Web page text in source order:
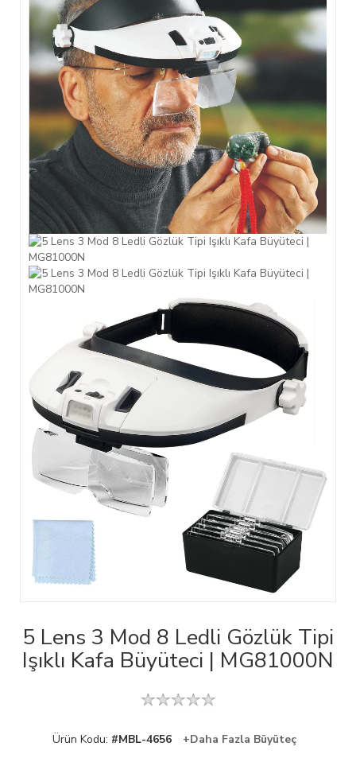
5 Lens 3 Mod 8 Ledli Gözlük Tipi
Işıklı Kafa Büyüteci | MG81000N
Ürün Kodu: #MBL-4656 +Daha Fazla Büyüteç